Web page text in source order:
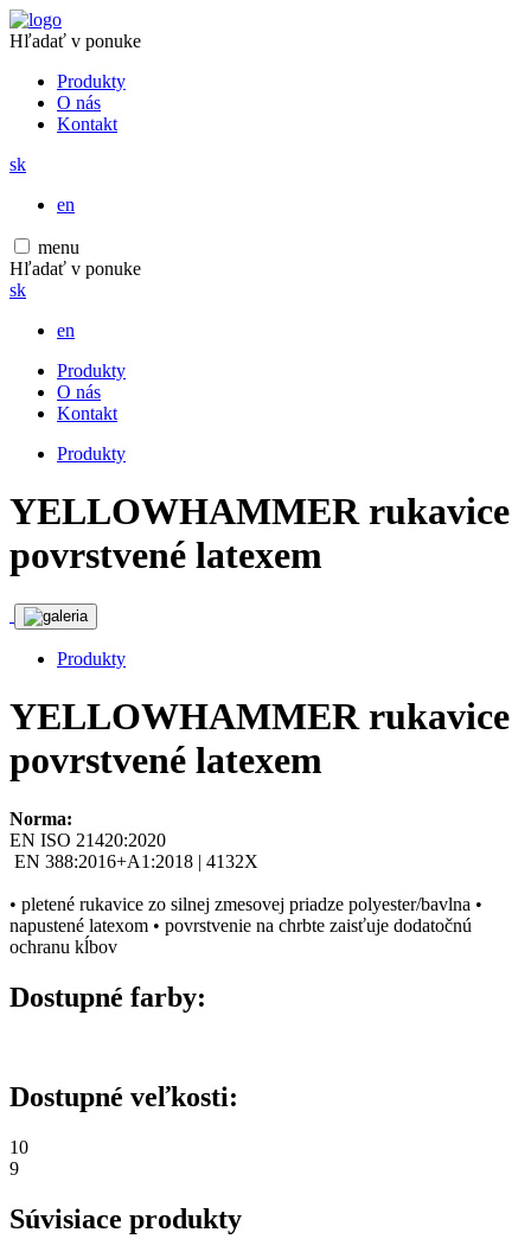
Hľadať v ponuke
Produkty
O nás
Kontakt
sk
en
menu
Hľadať v ponuke
sk
en
Produkty
O nás
Kontakt
Produkty
YELLOWHAMMER rukavice
povrstvené latexem
Produkty
YELLOWHAMMER rukavice
povrstvené latexem
Norma:
EN ISO 21420:2020
EN 388:2016+A1:2018 | 4132X
• pletené rukavice zo silnej zmesovej priadze polyester/bavlna •
napustené latexom • povrstvenie na chrbte zaisťuje dodatočnú
ochranu kĺbov
Dostupné farby:
Dostupné veľkosti:
10
9
Súvisiace produkty